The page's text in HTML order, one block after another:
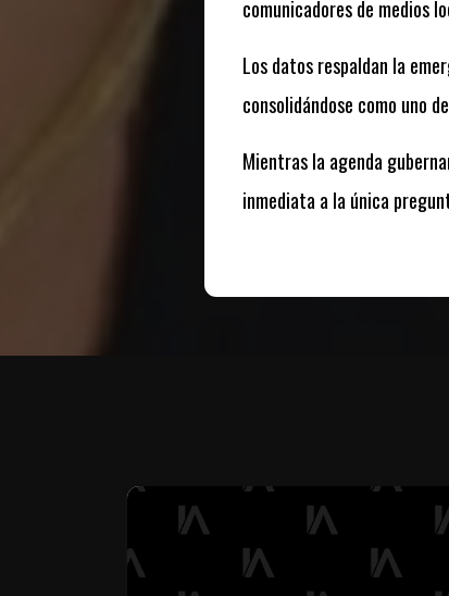
comunicadores de medios
Los datos respaldan la
consolidándose como uno
Mientras la agenda
inmediata a la única